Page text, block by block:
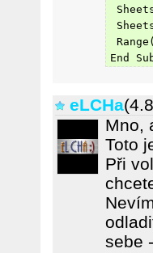
End
eLCHa
Mno,
Toto
Při
sebe